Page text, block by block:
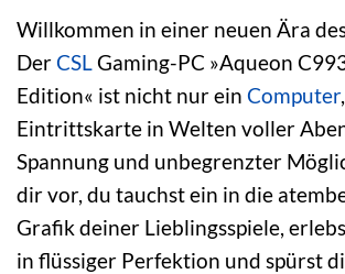
Willkommen in einer neuen Ära
DerCSL Gaming-PC »Aqueon
Edition« ist nicht nur ein Computer
Eintrittskarte in Welten voller
Spannung und unbegrenzter
dir vor, du tauchst ein in die
Grafik deiner Lieblingsspiele,
in flüssiger Perfektion und spürst